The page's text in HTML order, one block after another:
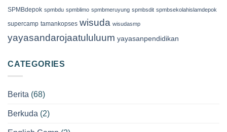
SPMBdepok spmbdu spmblimo spmbmeruyung spmbsdit spmbsekolahislamdepok
supercamp tamankopses wisuda wisudasmp
yayasandarojaatululuum yayasanpendidikan
CATEGORIES
Berita (68)
Berkuda (2)